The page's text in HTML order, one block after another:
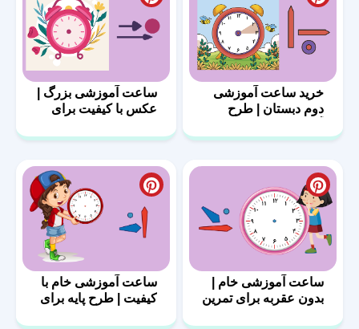
خرید ساعت آموزشی
دوم دبستان | طرح‌
ساعت آموزشی بزرگ |
عکس با کیفیت برای
ساعت آموزشی خام |
بدون عقربه برای تمرین
ساعت آموزشی خام با
کیفیت | طرح پایه برای